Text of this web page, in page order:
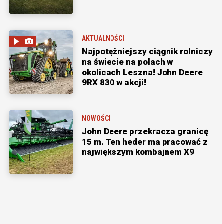
AKTUALNOŚCI
Najpotężniejszy ciągnik rolniczy
na świecie na polach w
okolicach Leszna! John Deere
9RX 830 w akcji!
NOWOŚCI
John Deere przekracza granicę
15 m. Ten heder ma pracować z
największym kombajnem X9